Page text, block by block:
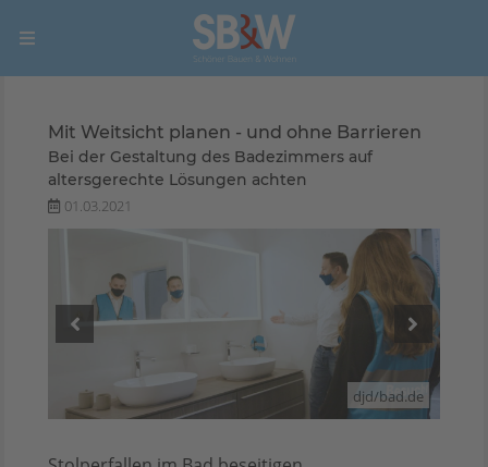
Mit Weitsicht planen - und ohne Barrieren
Bei der Gestaltung des Badezimmers auf
altersgerechte Lösungen achten
01.03.2021
djd/bad.de